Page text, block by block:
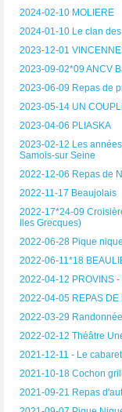
2024-02-10 MOLIERE
2024-01-10 Le clan
2023-12-01
2023-09-02*09 ANCV
2023-06-09 Repas de
2023-05-14 UN
2023-04-06 PLIASKA
2023-02-12 Les
Samois-sur Seine
2022-12-06 Repas de
2022-11-17 Beaujolais
2022-17*24-09
Iles Grecques)
2022-06-28 Pique
2022-06-11*18
2022-04-12 PROVINS
2022-04-05 REPAS DE
2022-03-29
2022-02-12 Théâtre
2021-12-11 - Le
2021-10-18 Cochon
2021-09-21 Repas